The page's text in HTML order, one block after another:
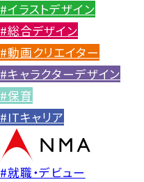
#イラストデザイン
#総合デザイン
#動画クリエイター
#キャラクターデザイン
#保育
#ITキャリア
#就職・デビュー